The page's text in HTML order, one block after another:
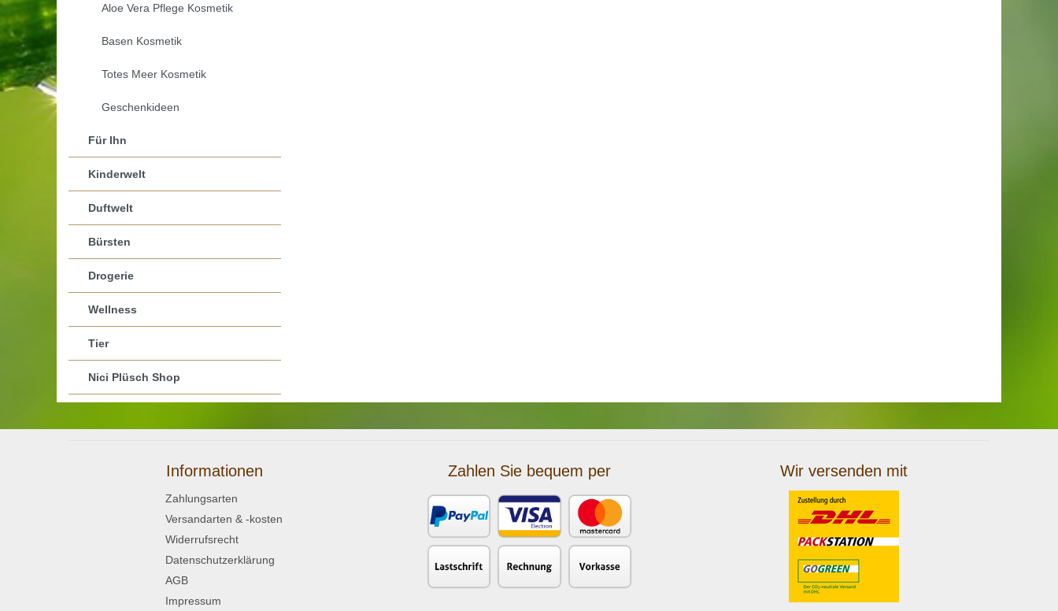
Aloe Vera Pflege Kosmetik
Basen Kosmetik
Totes Meer Kosmetik
Geschenkideen
Für Ihn
Kinderwelt
Duftwelt
Bürsten
Drogerie
Wellness
Tier
Nici Plüsch Shop
Informationen
Zahlungsarten
Versandarten & -kosten
Widerrufsrecht
Datenschutzerklärung
AGB
Impressum
Zahlen Sie bequem per Wir versenden mit